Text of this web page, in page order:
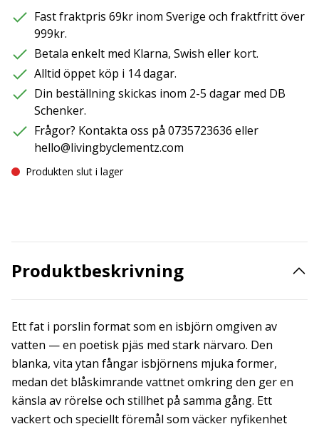
Fast fraktpris 69kr inom Sverige och fraktfritt över
999kr.
Betala enkelt med Klarna, Swish eller kort.
Alltid öppet köp i 14 dagar.
Din beställning skickas inom 2-5 dagar med DB
Schenker.
Frågor? Kontakta oss på 0735723636 eller
hello@livingbyclementz.com
Produkten slut i lager
Produktbeskrivning
Ett fat i porslin format som en isbjörn omgiven av
vatten — en poetisk pjäs med stark närvaro. Den
blanka, vita ytan fångar isbjörnens mjuka former,
medan det blåskimrande vattnet omkring den ger en
känsla av rörelse och stillhet på samma gång. Ett
vackert och speciellt föremål som väcker nyfikenhet